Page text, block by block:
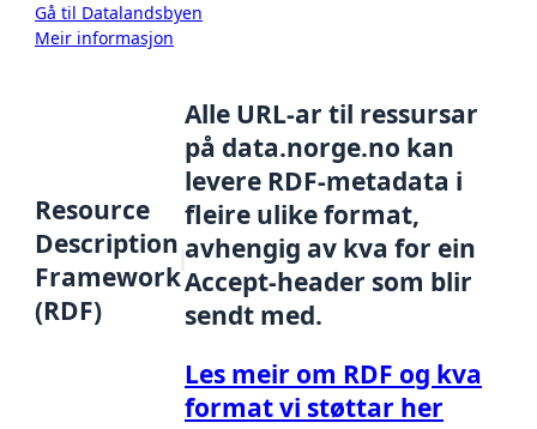
Gå til Datalandsbyen
Meir informasjon
Resource
Description
Framework
(RDF)
Alle URL-ar til ressursar
på data.norge.no kan
levere RDF-metadata i
fleire ulike format,
avhengig av kva for ein
Accept-header som blir
sendt med.
Les meir om RDF og kva
format vi støttar her